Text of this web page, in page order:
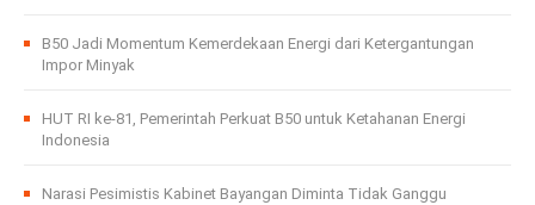
B50 Jadi Momentum Kemerdekaan Energi dari Ketergantungan
Impor Minyak
HUT RI ke-81, Pemerintah Perkuat B50 untuk Ketahanan Energi
Indonesia
Narasi Pesimistis Kabinet Bayangan Diminta Tidak Ganggu